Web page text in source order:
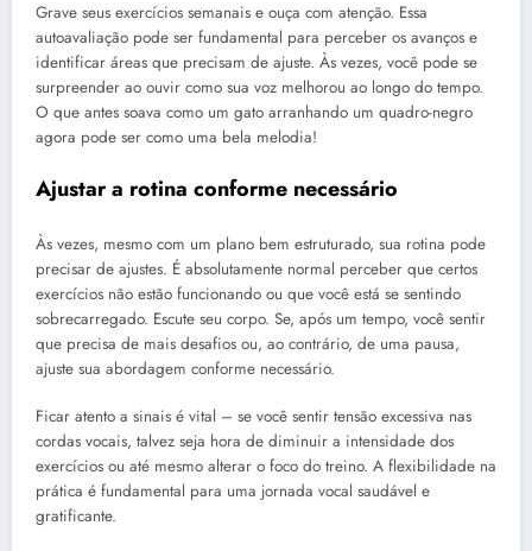
Grave seus exercícios semanais e ouça com atenção. Essa
autoavaliação pode ser fundamental para perceber os avanços e
identificar áreas que precisam de ajuste. Às vezes, você pode se
surpreender ao ouvir como sua voz melhorou ao longo do tempo.
O que antes soava como um gato arranhando um quadro-negro
agora pode ser como uma bela melodia!
Ajustar a rotina conforme necessário
Às vezes, mesmo com um plano bem estruturado, sua rotina pode
precisar de ajustes. É absolutamente normal perceber que certos
exercícios não estão funcionando ou que você está se sentindo
sobrecarregado. Escute seu corpo. Se, após um tempo, você sentir
que precisa de mais desafios ou, ao contrário, de uma pausa,
ajuste sua abordagem conforme necessário.
Ficar atento a sinais é vital – se você sentir tensão excessiva nas
cordas vocais, talvez seja hora de diminuir a intensidade dos
exercícios ou até mesmo alterar o foco do treino. A flexibilidade na
prática é fundamental para uma jornada vocal saudável e
gratificante.